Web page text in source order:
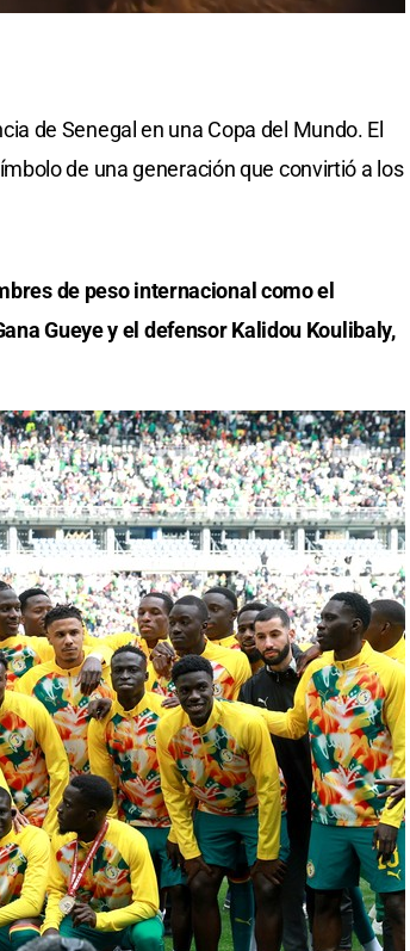
de Senegal en una Copa del Mundo. El
de una generación que convirtió a los
de peso internacional como el
Gueye y el defensor Kalidou Koulibaly,